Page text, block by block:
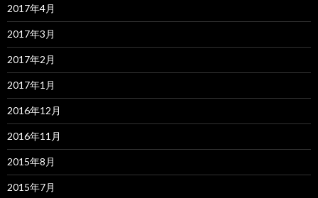
2017年4月
2017年3月
2017年2月
2017年1月
2016年12月
2016年11月
2015年8月
2015年7月